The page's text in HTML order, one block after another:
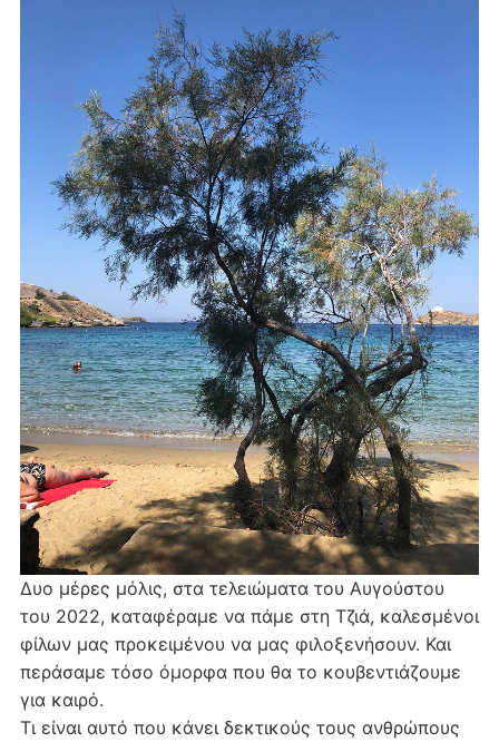
Δυο μέρες μόλις, στα τελειώματα του Αυγούστου
του 2022, καταφέραμε να πάμε στη Τζιά, καλεσμένοι
φίλων μας προκειμένου να μας φιλοξενήσουν. Και
περάσαμε τόσο όμορφα που θα το κουβεντιάζουμε
για καιρό.
Τι είναι αυτό που κάνει δεκτικούς τους ανθρώπους